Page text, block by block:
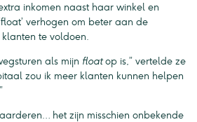
inkomen naast haar winkel en
verhogen om beter aan de
te voldoen.
als mijn floatop is,” vertelde ze
zou ik meer klanten kunnen helpen
het zijn misschien onbekende